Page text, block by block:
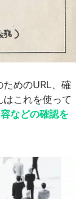
めのURL、確
これを使って
などの確認を